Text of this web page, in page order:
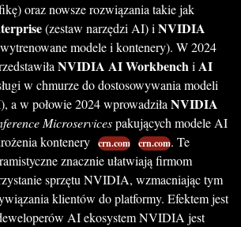
oraz nowsze rozwiązania takie jak
(zestaw narzędzi AI) iNVIDIA
modele i kontenery). W 2024
NVIDIA AI WorkbenchiAI
w chmurze do dostosowywania modeli
a w połowie 2024 wprowadziłaNVIDIA
Microservicespakujących modele AI
kontenery crn.com crn.com. Te
znacznie ułatwiają firmom
sprzętu NVIDIA, wzmacniając tym
klientów do platformy. Efektem jest
AI ekosystem NVIDIA jest